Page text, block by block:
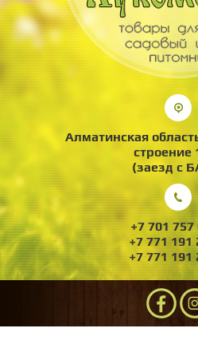
Алматинская
строение
(заезд с
+7 701 757
+7 771 191
+7 771 191